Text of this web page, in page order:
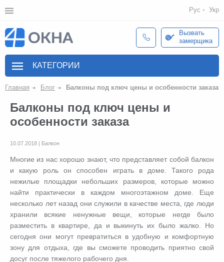
Рус Укр
Вызвать
замерщика
КАТЕГОРИИ
Главная Блог Балконы под ключ цены и особенности заказа
Балконы под ключ цены и
особенности заказа
10.07.2018 | Балкон
Многие из нас хорошо знают, что представляет собой балкон
и какую роль он способен играть в доме. Такого рода
нежилые площадки небольших размеров, которые можно
найти практически в каждом многоэтажном доме. Еще
несколько лет назад они служили в качестве места, где люди
хранили всякие ненужные вещи, которые негде было
разместить в квартире, да и выкинуть их было жалко. Но
сегодня они могут превратиться в удобную и комфортную
зону для отдыха, где вы сможете проводить приятно свой
досуг после тяжелого рабочего дня.